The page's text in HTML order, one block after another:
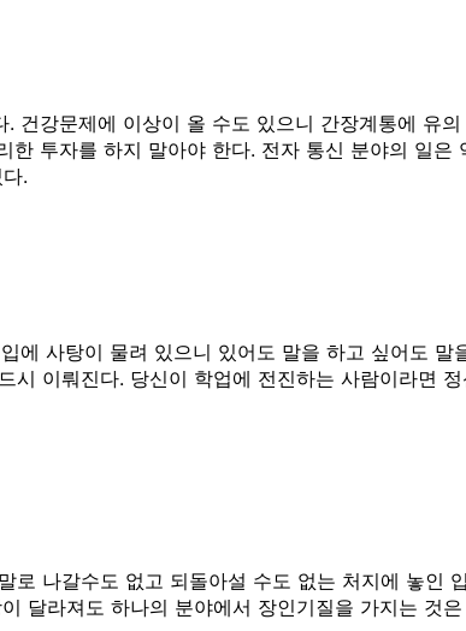
건강문제에 이상이 올 수도 있으니 간장계통에 유
투자를 하지 말아야 한다. 전자 통신 분야의 일
.
에 사탕이 물려 있으니 있어도 말을 하고 싶어도
시 이뤄진다. 당신이 학업에 전진하는 사람이라면
로 나갈수도 없고 되돌아설 수도 없는 처지에 놓인
달라져도 하나의 분야에서 장인기질을 가지는 것